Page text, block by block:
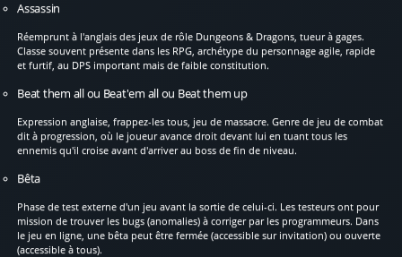
Assassin
Réemprunt à l'anglais des jeux de rôle Dungeons & Dragons, tueur à gages.
Classe souvent présente dans les RPG, archétype du personnage agile, rapide
et furtif, au DPS important mais de faible constitution.
Beat them all ou Beat'em all ou Beat them up
Expression anglaise, frappez-les tous, jeu de massacre. Genre de jeu de combat
dit à progression, où le joueur avance droit devant lui en tuant tous les
ennemis qu'il croise avant d'arriver au boss de fin de niveau.
Bêta
Phase de test externe d'un jeu avant la sortie de celui-ci. Les testeurs ont pour
mission de trouver les bugs (anomalies) à corriger par les programmeurs. Dans
le jeu en ligne, une bêta peut être fermée (accessible sur invitation) ou ouverte
(accessible à tous).